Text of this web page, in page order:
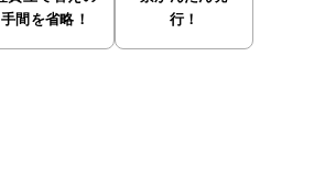
手間を省略！
行！